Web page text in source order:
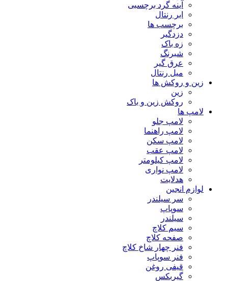
آینه گرد برچسبی
ابر رنتال
برچسب ها
دزدگیر
زه باک
شبرنگ
عرق گیر
میل رنتال
زین و روکش ها
زین
روکش زین و باک
لامپ ها
لامپ جلو
لامپ راهنما
لامپ سکن
لامپ عقب
لامپ کیلومتر
لامپ نواری
هدلایت
لوازم انجین
سر سیلندر
سوپاپ
سیلندر
سیم کلاچ
صفحه کلاچ
فنر چهار شاخ کلاچ
فنر سوپاپ
قیفی روغن
گیربکس